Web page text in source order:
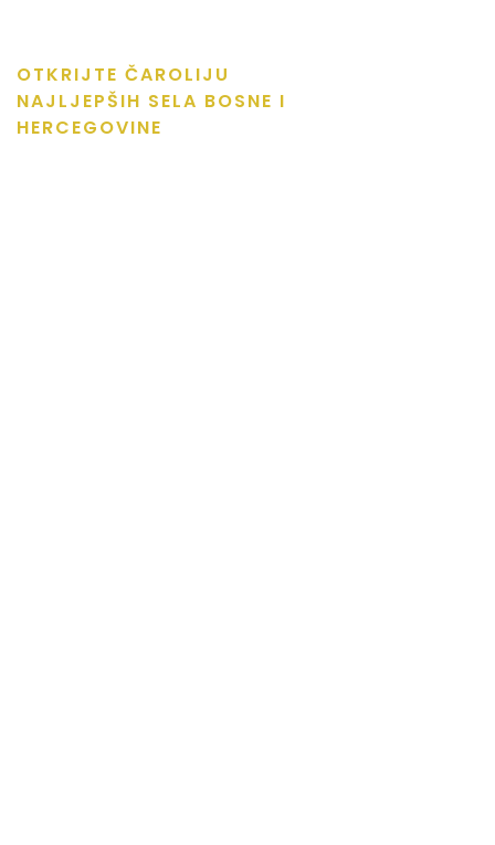
OTKRIJTE ČAROLIJU
NAJLJEPŠIH SELA BOSNE I
HERCEGOVINE